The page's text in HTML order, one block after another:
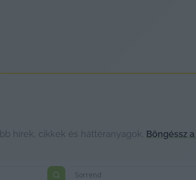
hírek, cikkek és háttéranyagok. Böngéssz
Sorrend